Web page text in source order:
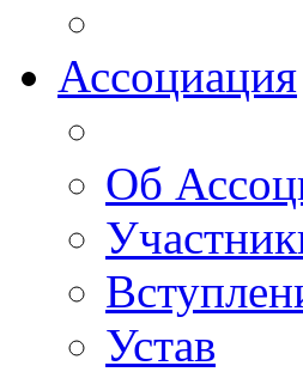
Ассоциация
Об
Устав